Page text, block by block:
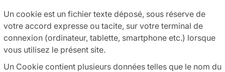
Un cookie est un fichier texte déposé, sous réserve de
votre accord expresse ou tacite, sur votre terminal de
connexion (ordinateur, tablette, smartphone etc.) lorsque
vous utilisez le présent site.
Un Cookie contient plusieurs données telles que le nom du